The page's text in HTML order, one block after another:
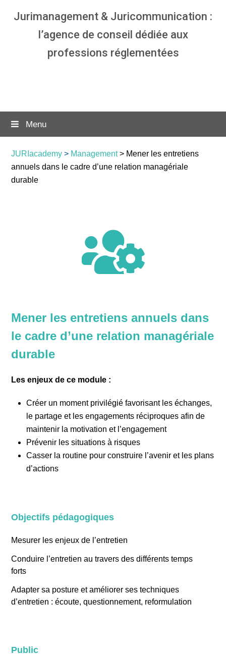
Jurimanagement & Juricommunication :
l’agence de conseil dédiée aux
professions réglementées
Menu
JURIacademy > Management> Mener les entretiens
annuels dans le cadre d’une relation managériale
durable
Mener les entretiens annuels dans
le cadre d’une relation managériale
durable
Les enjeux de ce module :
Créer un moment privilégié favorisant les échanges,
le partage et les engagements réciproques afin de
maintenir la motivation et l’engagement
Prévenir les situations à risques
Casser la routine pour construire l’avenir et les plans
d’actions
Objectifs pédagogiques
Mesurer les enjeux de l’entretien
Conduire l’entretien au travers des différents temps
forts
Adapter sa posture et améliorer ses techniques
d’entretien : écoute, questionnement, reformulation
Public